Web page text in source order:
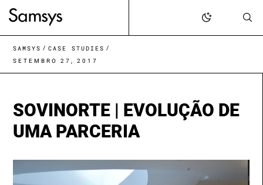
SAMSYS / CASE STUDIES /
SETEMBRO 27, 2017
SOVINORTE | EVOLUÇÃO DE
UMA PARCERIA